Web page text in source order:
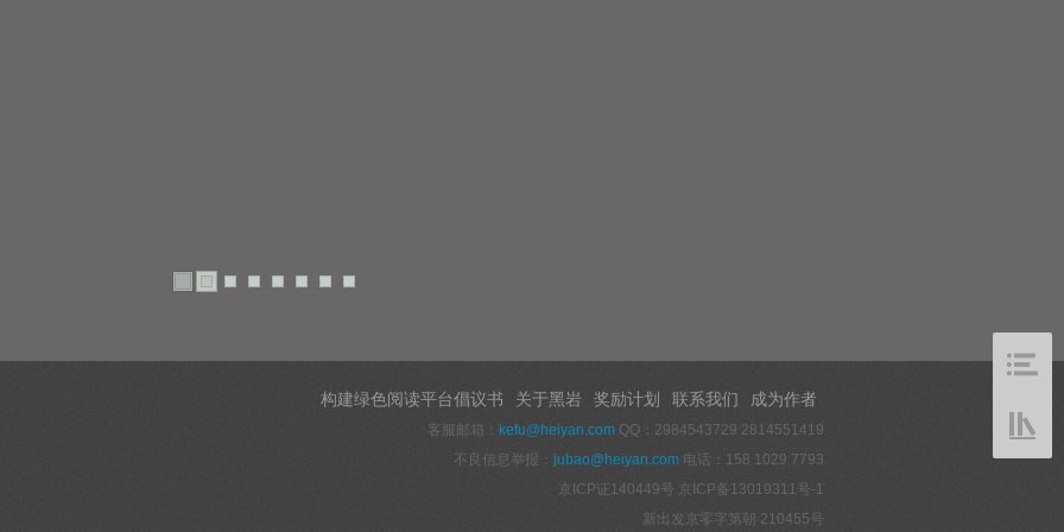
构建绿色阅读平台倡议书 关于黑岩 奖励计划 联系我们 成为作者
客服邮箱： kefu@heiyan.com QQ：2984543729 2814551419
不良信息举报： jubao@heiyan.com 电话：158 1029 7793
京ICP证140449号 京ICP备13019311号-1
新出发京零字第朝 210455号